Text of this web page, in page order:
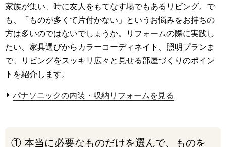
家族が集い、時に友人をもてなす場でもあるリビング。で
も、「ものが多くて片付かない」というお悩みをお持ちの
方は多いのではないでしょうか。リフォームの際に実践し
たい、家具選びからカラーコーディネイト、照明プランま
で、リビングをスッキリ広々と見せる部屋づくりのポイン
トを紹介します。
パナソニックの内装・収納リフォームを見る
① 本当に必要なものだけを選んで、ものを